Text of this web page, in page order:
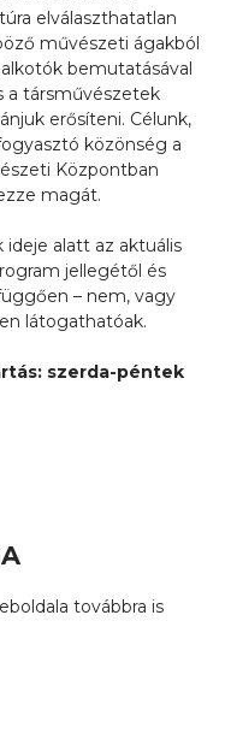
elválaszthatatlan
művészeti ágakból
bemutatásával
a társművészetek
erősíteni. Célunk,
közönség a
Központban
magát.
ideje alatt az aktuális
jellegétől és
– nem, vagy
látogathatóak.
szerda-péntek
továbbra is